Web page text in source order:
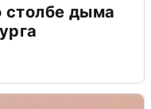
дыма